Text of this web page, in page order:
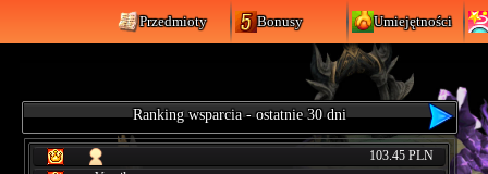
Przedmioty Bonusy Umiejętności
Ranking wsparcia - ostatnie 30 dni
103.45 PLN